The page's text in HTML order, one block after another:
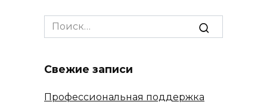
Search
for:
Свежие записи
Профессиональная поддержка